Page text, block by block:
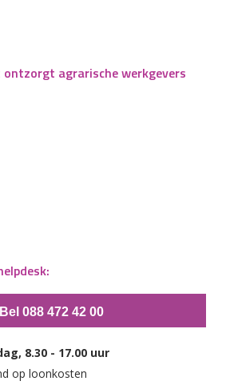
ontzorgt agrarische werkgevers
Bel 088 472 42 00
8.30 - 17.00 uur
op loonkosten